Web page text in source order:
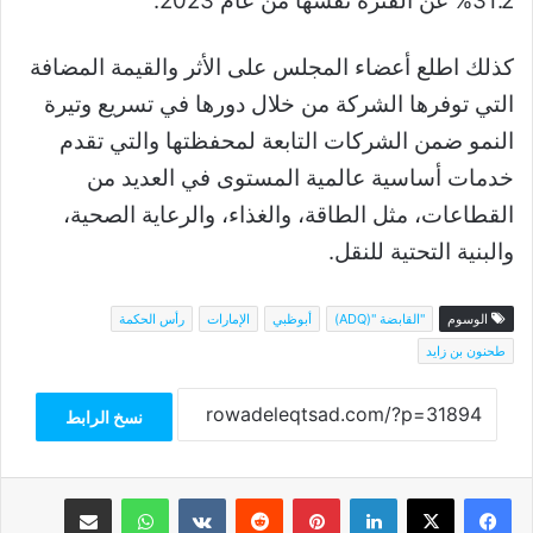
كذلك اطلع أعضاء المجلس على الأثر والقيمة المضافة
التي توفرها الشركة من خلال دورها في تسريع وتيرة
النمو ضمن الشركات التابعة لمحفظتها والتي تقدم
خدمات أساسية عالمية المستوى في العديد من
القطاعات، مثل الطاقة، والغذاء، والرعاية الصحية،
والبنية التحتية للنقل.
الوسوم "القابضة "(ADQ) أبوظبي الإمارات
رأس الحكمة
طحنون بن زايد
نسخ الرابط
فيسبوك‫X لينكدإن بينتيريست واتساب مشاركة عبر البريد